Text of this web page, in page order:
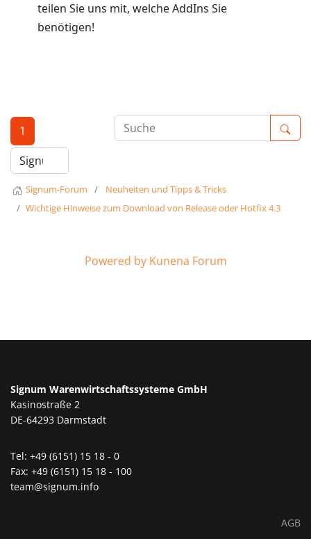
teilen Sie uns mit, welche AddIns Sie
benötigen!
1
Signum-Forum
Neuheiten und Tipps & Tricks
Wichtige Hinweise zum Download von Release oder Hotfix 4.3
Powered by Kunena Forum
Signum Warenwirtschaftssysteme GmbH
Kasinostraße 2
DE-64293 Darmstadt
Tel: +49 (6151) 15 18 - 0
Fax: +49 (6151) 15 18 - 100
team@signum.info
AGB